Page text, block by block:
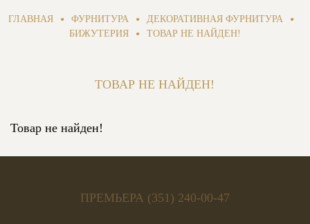
ГЛАВНАЯ • ФУРНИТУРА • ДЕКОРАТИВНАЯ ФУРНИТУРА •
БИЖУТЕРИЯ • ТОВАР НЕ НАЙДЕН!
ТОВАР НЕ НАЙДЕН!
Товар не найден!
ПРЕМЬЕРА (351) 240-00-47